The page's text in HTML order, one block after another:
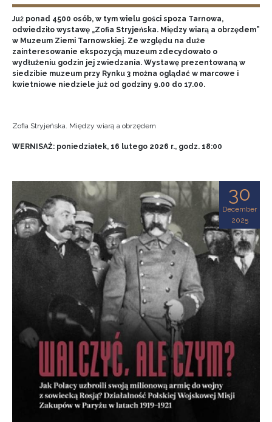
Już ponad 4500 osób, w tym wielu gości spoza Tarnowa,
odwiedziło wystawę „Zofia Stryjeńska. Między wiarą a obrzędem”
w Muzeum Ziemi Tarnowskiej. Ze względu na duże
zainteresowanie ekspozycją muzeum zdecydowało o
wydłużeniu godzin jej zwiedzania. Wystawę prezentowaną w
siedzibie muzeum przy Rynku 3 można oglądać w marcowe i
kwietniowe niedziele już od godziny 9.00 do 17.00.
Zofia Stryjeńska. Między wiarą a obrzędem
WERNISAŻ: poniedziałek, 16 lutego 2026 r., godz. 18:00
30
December
2025